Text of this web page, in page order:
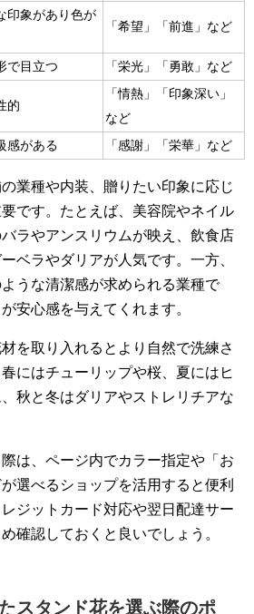
印象があり色が
「希望」「前進」など
で目立つ
「栄光」「勇敢」など
的
「情熱」「印象深い」
など
感がある 「感謝」「栄華」など
業種や内装、贈りたい印象に応じ
です。たとえば、美容院やネイル
ラやアンスリウムが映え、飲食店
ベラやダリアが人気です。一方、
うな清潔感が求められる業種で
安心感を与えてくれます。
を取り入れるとより自然で洗練さ
にはチューリップや桜、夏にはヒ
秋と冬はダリアやストレリチアな
は、ページ内でカラー指定や「お
選べるショップを活用すると便利
ジットカード対応や翌日配達サー
確認しておくと良いでしょう。
スタンド花を選ぶ際のポ